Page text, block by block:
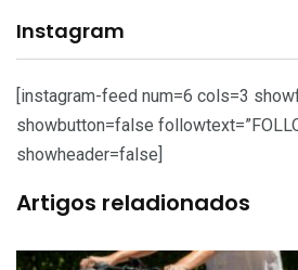
Instagram
[instagram-feed num=6 cols=3
showbutton=false
showheader=false]
Artigos reladionados